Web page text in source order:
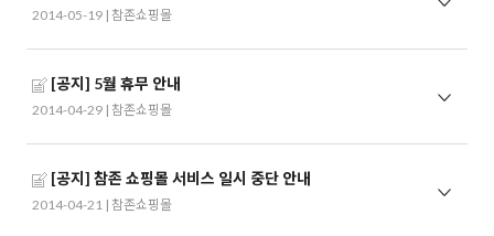
2014-05-19 | 참존쇼핑몰
[공지] 5월 휴무 안내
2014-04-29 | 참존쇼핑몰
[공지] 참존 쇼핑몰 서비스 일시 중단 안내
2014-04-21 | 참존쇼핑몰